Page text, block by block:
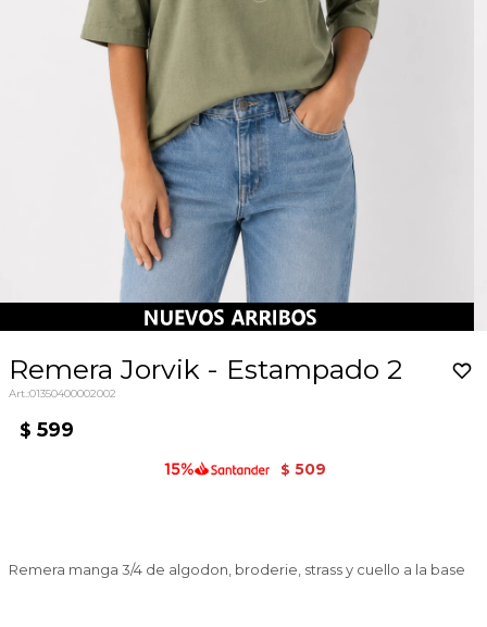
Remera Jorvik - Estampado 2
01350400002002
$ 599
$ 509
Remera manga 3/4 de algodon, broderie, strass y cuello a la base